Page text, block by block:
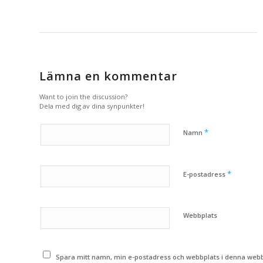
Lämna en kommentar
Want to join the discussion?
Dela med dig av dina synpunkter!
Namn *
E-postadress *
Webbplats
Spara mitt namn, min e-postadress och webbplats i denna